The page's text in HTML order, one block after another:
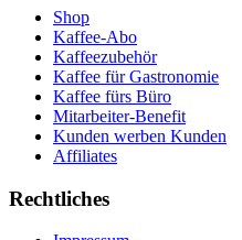
Shop
Kaffee-Abo
Kaffeezubehör
Kaffee für Gastronomie
Kaffee fürs Büro
Mitarbeiter-Benefit
Kunden werben Kunden
Affiliates
Rechtliches